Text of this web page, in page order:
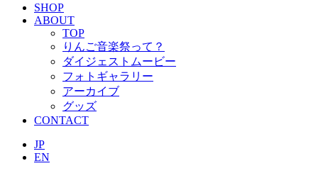
SHOP
ABOUT
TOP
りんご音楽祭って？
ダイジェストムービー
フォトギャラリー
アーカイブ
グッズ
CONTACT
JP
EN